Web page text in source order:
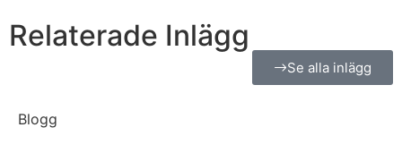
Relaterade Inlägg
Se alla inlägg
Blogg